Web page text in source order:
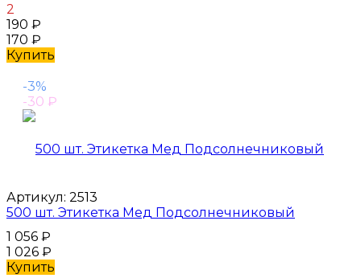
2
190 ₽
170 ₽
Купить
-3%
-30 ₽
Артикул: 2513
500 шт. Этикетка Мед Подсолнечниковый
1 056 ₽
1 026 ₽
Купить